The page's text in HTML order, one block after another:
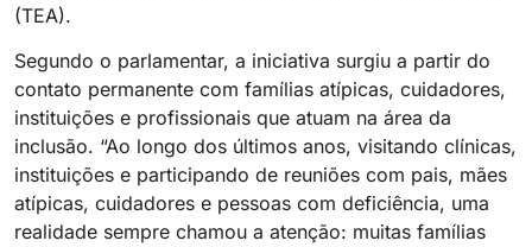
(TEA).
Segundo o parlamentar, a iniciativa surgiu a partir do
contato permanente com famílias atípicas, cuidadores,
instituições e profissionais que atuam na área da
inclusão. “Ao longo dos últimos anos, visitando clínicas,
instituições e participando de reuniões com pais, mães
atípicas, cuidadores e pessoas com deficiência, uma
realidade sempre chamou a atenção: muitas famílias